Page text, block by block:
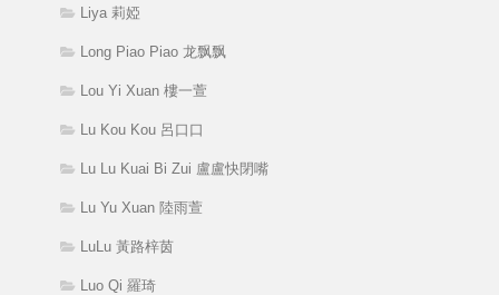
Liya 莉婭
Long Piao Piao 龙飘飘
Lou Yi Xuan 樓一萱
Lu Kou Kou 呂口口
Lu Lu Kuai Bi Zui 盧盧快閉嘴
Lu Yu Xuan 陸雨萱
LuLu 黃路梓茵
Luo Qi 羅琦